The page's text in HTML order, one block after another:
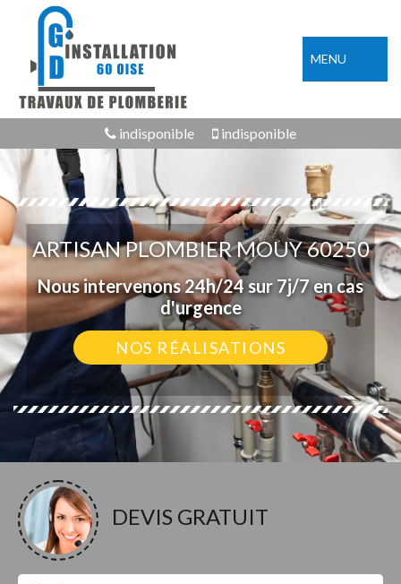
MENU
indisponible indisponible
ARTISAN PLOMBIER MOUY 60250
Nous intervenons 24h/24 sur 7j/7 en cas
d'urgence
NOS RÉALISATIONS
DEVIS GRATUIT